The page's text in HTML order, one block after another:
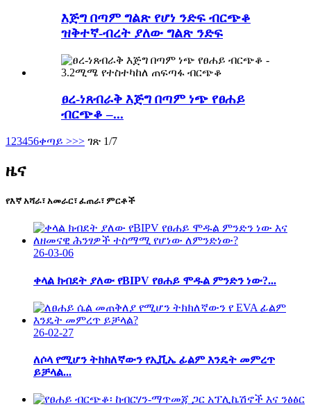
እጅግ በጣም ግልጽ የሆነ ንድፍ ብርጭቆ
ዝቅተኛ-ብረት ያለው ግልጽ ንድፍ
ፀረ-ነጸብራቅ እጅግ በጣም ነጭ የፀሐይ
ብርጭቆ –...
1 23456ቀጣይ >>> ገጽ 1/7
ዜና
የእኛ አሻራ፣ አመራር፣ ፈጠራ፣ ምርቶች
26-03-06
ቀላል ክብደት ያለው የBIPV የፀሐይ ሞዱል ምንድን ነው?...
26-02-27
ለሶላ የሚሆን ትክክለኛውን የኢቪኤ ፊልም እንዴት መምረጥ
ይቻላል...